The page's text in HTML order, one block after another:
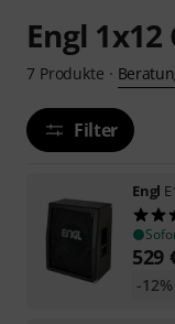
Engl
7 Produkte ·
Filter
Engl
529
-12%